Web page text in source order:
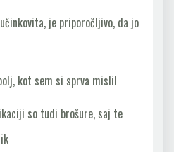
je priporočljivo, da jo
kot sem si sprva mislil
so tudi brošure, saj te